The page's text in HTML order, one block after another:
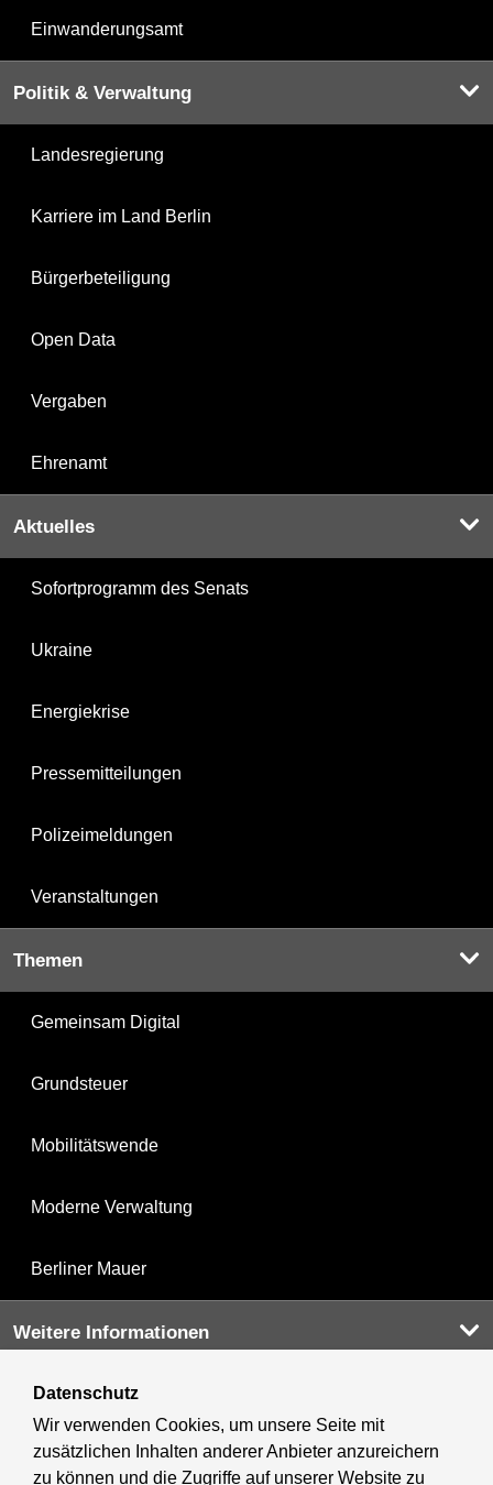
Einwanderungsamt
Politik & Verwaltung
Landesregierung
Karriere im Land Berlin
Bürgerbeteiligung
Open Data
Vergaben
Ehrenamt
Aktuelles
Sofortprogramm des Senats
Ukraine
Energiekrise
Pressemitteilungen
Polizeimeldungen
Veranstaltungen
Themen
Gemeinsam Digital
Grundsteuer
Mobilitätswende
Moderne Verwaltung
Berliner Mauer
Weitere Informationen
Kultur & Ausgehen
Tourismus
Datenschutz
Wir verwenden Cookies, um unsere Seite mit
zusätzlichen Inhalten anderer Anbieter anzureichern
zu können und die Zugriffe auf unserer Website zu